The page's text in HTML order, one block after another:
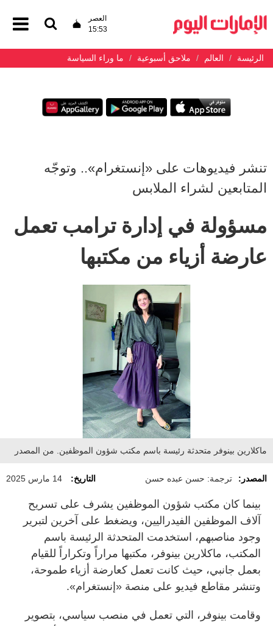
العصر
15:53
الرئيسة العالم ملاحق أسبوعية ما وراء السياسة
تنشر فيديوهات على «إنستغرام».. وتوجّه
المتابعين لشراء الملابس
مسؤولة في إدارة ترامب تعمل
عارضة أزياء من مكتبها
ماكلارين بينوفر متحدثة رئيسة باسم مكتب شؤون الموظفين. من المصدر
المصدر: ترجمة: حسن عبده حسن التاريخ: 14 مارس 2025
بينما كان مكتب شؤون الموظفين يشرف على تسريح
آلاف الموظفين الفيدراليين، ويضغط على آخرين لتبرير
وجود مناصبهم، استخدمت المتحدثة الرئيسة باسم
المكتب، ماكلارين بينوفر، مكتبها مراراً وتكراراً للقيام
بعمل جانبي، حيث كانت تعمل كعارضة أزياء طموحة،
وتنشر مقاطع فيديو على منصة «إنستغرام».
وقامت بينوفر، التي تعمل في منصب سياسي، بتصوير